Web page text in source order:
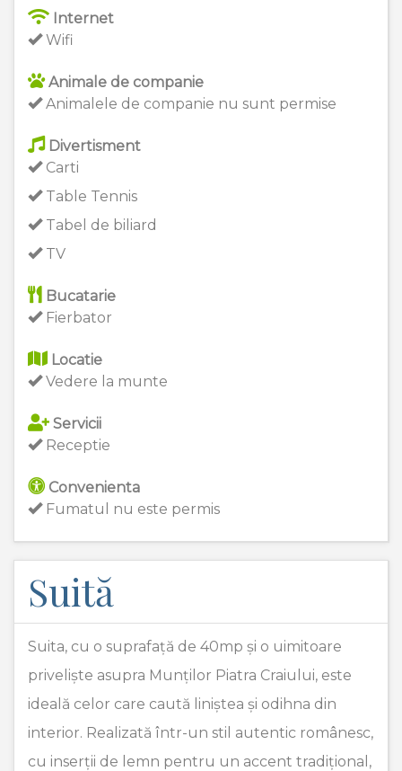
Internet
Wifi
Animale de companie
Animalele de companie nu sunt permise
Divertisment
Carti
Table Tennis
Tabel de biliard
TV
Bucatarie
Fierbator
Locatie
Vedere la munte
Servicii
Receptie
Convenienta
Fumatul nu este permis
Suită
Suita, cu o suprafață de 40mp și o uimitoare
priveliște asupra Munților Piatra Craiului, este
ideală celor care caută liniștea și odihna din
interior. Realizată într-un stil autentic românesc,
cu inserții de lemn pentru un accent tradițional,